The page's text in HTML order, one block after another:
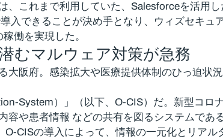
これまで利用していた、Salesforceを活用
入できることが決め手となり、ウィズセキ
働を実現した。
むマルウェア対策が急務
阪府。感染拡大や医療提供体制のひっ迫状
System）」（以下、O-CIS）だ。新型コロ
や患者情報 などの共有を図るシステムである
CISの導入によって、情報の一元化とリアル